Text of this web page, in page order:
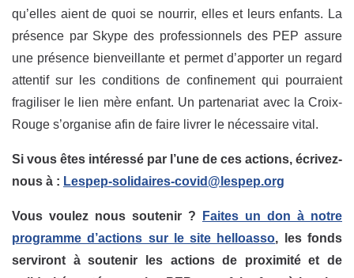
qu’elles aient de quoi se nourrir, elles et leurs enfants. La
présence par Skype des professionnels des PEP assure
une présence bienveillante et permet d’apporter un regard
attentif sur les conditions de confinement qui pourraient
fragiliser le lien mère enfant. Un partenariat avec la Croix-
Rouge s’organise afin de faire livrer le nécessaire vital.
Si vous êtes intéressé par l’une de ces actions, écrivez-
nous à : Lespep-solidaires-covid@lespep.org
Vous voulez nous soutenir ?
Faites un don à notre
programme d’actions sur le site helloasso, les fonds
serviront à soutenir les actions de proximité et de